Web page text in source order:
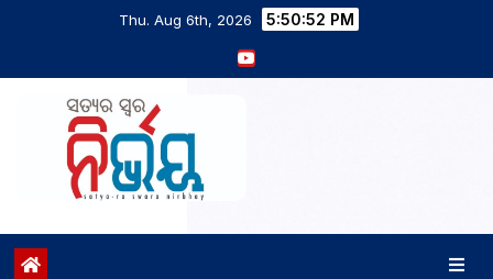
Thu. Aug 6th, 2026 5:50:53 PM